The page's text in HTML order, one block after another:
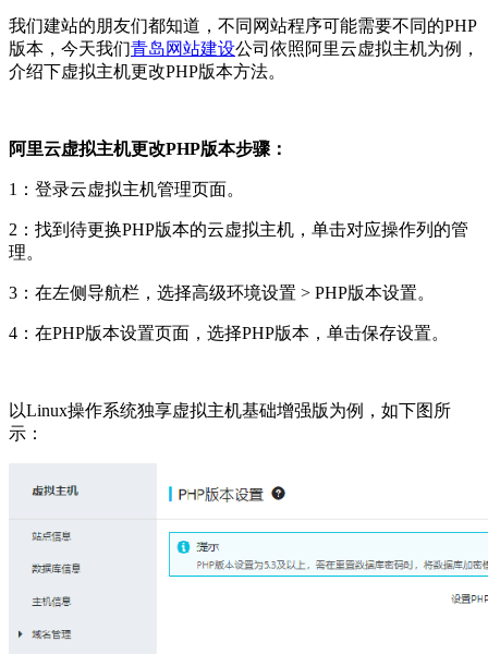
我们建站的朋友们都知道，不同网站程序可能需要不同的PHP
版本，今天我们青岛网站建设公司依照阿里云虚拟主机为例，
介绍下虚拟主机更改PHP版本方法。
阿里云虚拟主机更改PHP版本步骤：
1：登录云虚拟主机管理页面。
2：找到待更换PHP版本的云虚拟主机，单击对应操作列的管
理。
3：在左侧导航栏，选择高级环境设置 > PHP版本设置。
4：在PHP版本设置页面，选择PHP版本，单击保存设置。
以Linux操作系统独享虚拟主机基础增强版为例，如下图所
示：